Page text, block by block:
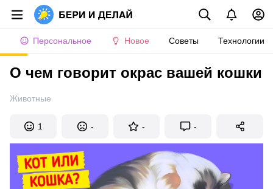
Персональное Новое Советы Технологии
О чем говорит окрас вашей кошки
Животные
1 - - -